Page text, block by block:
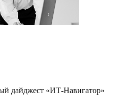
дайджест «ИТ-Навигатор»